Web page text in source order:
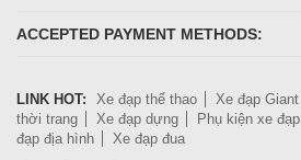
ACCEPTED PAYMENT METHODS:
LINK HOT: Xe đạp thể thao Xe đạp Giant
thời trang
Xe đạp dựng Phụ kiện xe đạp
đạp địa hình
Xe đạp đua